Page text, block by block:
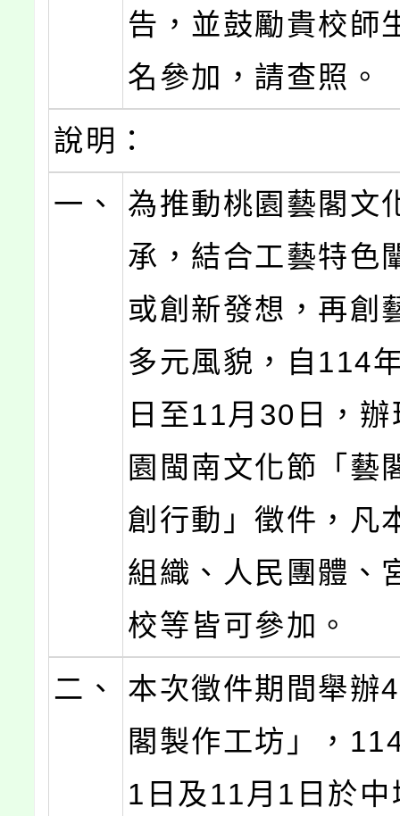
告，並鼓勵貴校師
名參加，請查照。
說明：
一、
為推動桃園藝閣文
承，結合工藝特色
或創新發想，再創
多元風貌，自114
日至11月30日，
園閩南文化節「藝
創行動」徵件，凡
組織、人民團體、
校等皆可參加。
二、
本次徵件期間舉辦
閣製作工坊」，
1日及11月1日於